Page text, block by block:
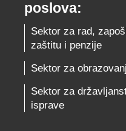
poslova:
Sektor za rad,
zaštitu i penzije
Sektor za
Sektor za
isprave